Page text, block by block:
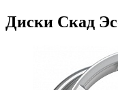
Диски Скад